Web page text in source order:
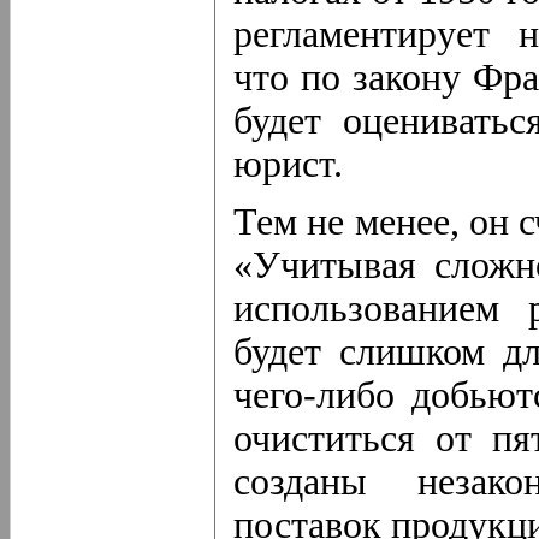
регламентирует
что по закону
будет
юрист.
Тем не менее, он
«Учитывая
использованием
будет слишком
чего-либо
очиститься от
созданы
поставок